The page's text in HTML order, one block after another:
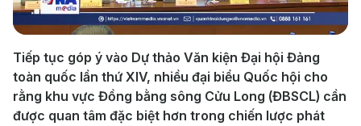
Video
Tiếp tục góp ý vào Dự thảo Văn kiện Đại hội Đảng
toàn quốc lần thứ XIV, nhiều đại biểu Quốc hội cho
rằng khu vực Đồng bằng sông Cửu Long (ĐBSCL) cần
được quan tâm đặc biệt hơn trong chiến lược phát